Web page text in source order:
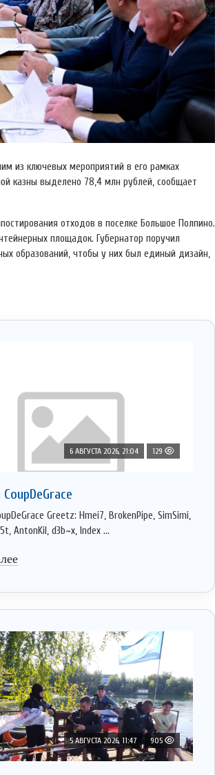
из ключевых мероприятий в его рамках
казны выделено 78,4 млн рублей, сообщает
отходов в поселке Большое Полпино.
площадок. Губернатор поручил
образований, чтобы у них был единый дизайн,
6 АВГУСТА 2026, 21:04 129
Greetz: Hmei7, BrokenPipe, SimSimi,
AntonKil, d3b~x, Index ...
5 АВГУСТА 2026, 11:47 905